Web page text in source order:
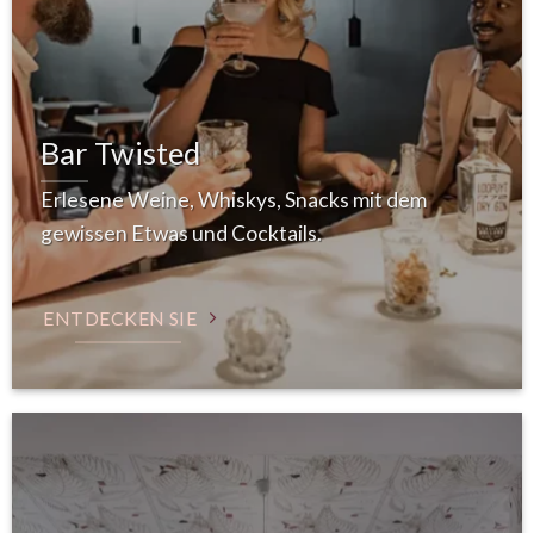
Bar Twisted
Erlesene Weine, Whiskys, Snacks mit dem
gewissen Etwas und Cocktails.
ENTDECKEN SIE